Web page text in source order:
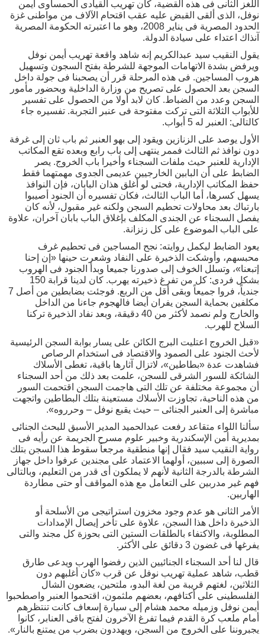
اللغز الثانى فى هذه القضية، كان تهريب القيادى الحمساوى أيمن
نوفل، الذى ألقى القبض عليه عقب اقتحام الآلاف من مواطنى غزة
الحدود المصرية فى يناير 2008، وهو ما اعتبرته الحكومة المصرية
آنذاك اعتداء على سيادة الدولة.
يقول النقيب سيد عبدالكريم إنه شاهد واقعة تهريب أيمن نوفل
ويرفض بشدة الاتهامات الموجهة للشرطة بفتح السجون وتسهيل
هروب المساجين. فى هذه المرحلة قرر أن يصحبنا فى جولة داخل
السجن بعد الحصول على تصريح من وزارة الداخلية وبحضور مأمور
السجن وعدد من الضباط. كان لابد أولا من الحصول على تفسير
للأبواب الثلاثة التى تركت مفتوحة فى عنبر التجربة. تفسيره جاء
كالتالى: العنبر له 5 أبواب.
الأول يوصد على الزنازين ويقود إلى بهو العنبر ثم باب ثان إلى غرفة
دون نوافذ ثم الثالث فممر ينتهى إلى باب رابع وبعده تقع المكاتب
الإدارية للعنبر حيث ملفات السجناء وأخيرا باب الخروج. يصر
الضابط على أن البابين الخارجيين عديمى الجدوى مهمتهما فقط
حفظ المكاتب الإدارية، فحتى لو أغلق هذان البابان، فإن النوافذ
يسهل كسرها، أما الباب الثالث، فكان تفسيره أن الجنود أصيبوا
بارتباك بعد محاولات تحطيم السجن ولكنه غير مقبول، لأنه كان
يفصل السجناء عن الجندى المكلف بإغلاق الباب بابان آخران، علاوة
على الباب الموضوع على كل زنزانة.
يعود الضابط ليكمل روايته: نجح المساجين فى تحطيم غرف
محبسهم، وأوشكت الذخيرة على النفاد وشعرت حينها «إن إحنا
إتبعنا»، وتسلل الخوف إلى صدورنا جميعا وبدأ الجنود فى الهروب
بشكل فردى: كل من تفرغ ذخيرته يهرب. كان لدينا قرابة 150
جندياً، فروا جميعاً وبقى أقل من الربع. فوجئت بضابطين من أصل 7
مكلفين بحماية السجن يفران أيضا فالهجوم جاءنا من الداخل
والخارج ولم نصمد لأكثر من 40 دقيقة، وبعد نفاد الذخيرة تركنا
السلاح للهرب.
«قبل الخروج اعتليت البرج الكائن على يسار بوابة السجن الرئيسية
لأحث الجنود على الصمود والاقتصاد فى استخدام الرصاص
فشاهدت عدة «بطاطين»، لاتزال آثارها باقية، تغطى الأسلاك
الشائكة للسور الشرقى للسجن، علمت بعد ذلك من أحد السجناء
أن مجموعة مختلفة عن تلك التى هاجمت السجن اقتحمت السور
من هذه الناحية، تجاوزت الأسلاك مستعينة بتلك البطاطين واتجهت
مباشرة إلى العنبر الجنائى – حيث يقبع نوفل – وحرروه».
سألنا اللواء متقاعد رفعت عبدالحميد المدير الأسبق للبحث الجنائى
بمديرية أمن الإسكندرية وخبير علوم مسرح الجريمة عن رأيه فى
رواية النقيب سيد فقال إنها منطقية مرجعاً سقوط هذا السجن بتلك
الصورة إلى سببين، أولهما الاعتماد على مجندين عرفوا داخل جهاز
الشرطة بالدرجة الثانية لأنهم لا يملكون أى قدر من التعليم، وبالتالى
فهم غير مدربين على التعامل مع هذه المواقف أو حتى مطاردة
الهاربين.
الأمر الثانى هو عدم وجود مخزون استراتيجى من الأسلحة أو
الذخيرة داخل هذا السجن، علاوة على تأخر إيصال الإمدادات
المطلوبة، والاكتفاء بالطلقات الستين التى بحوزة كل مجند والتى
يفرغها فى غضون 3 دقائق على الأكثر.
قال لنا أحد السجناء الجنائيين الذين رفضوا الهرب ويدعى طارق
قطب، شاهد عملية تهريب نوفل عن قرب «كان أغلبهم دون
الثلاثين، لغتهم قريبة من لغة البدو، ملتحين، يضعون الشال
الفلسطينى على أكتافهم، بعضهم ملثمون، اقتحموا العنبر واصطحبوا
أيمن نوفل وزميله محمد هشام إلى سيارة إسعاف كانت تنتظرهم
أمام ملعب كرة القدم فيما تفرغ الآخرون لفتح باقى العنابر، كانوا
يجبروننا على الخروج من السجن، ويهددون بضرب من يمتنع بالنار».